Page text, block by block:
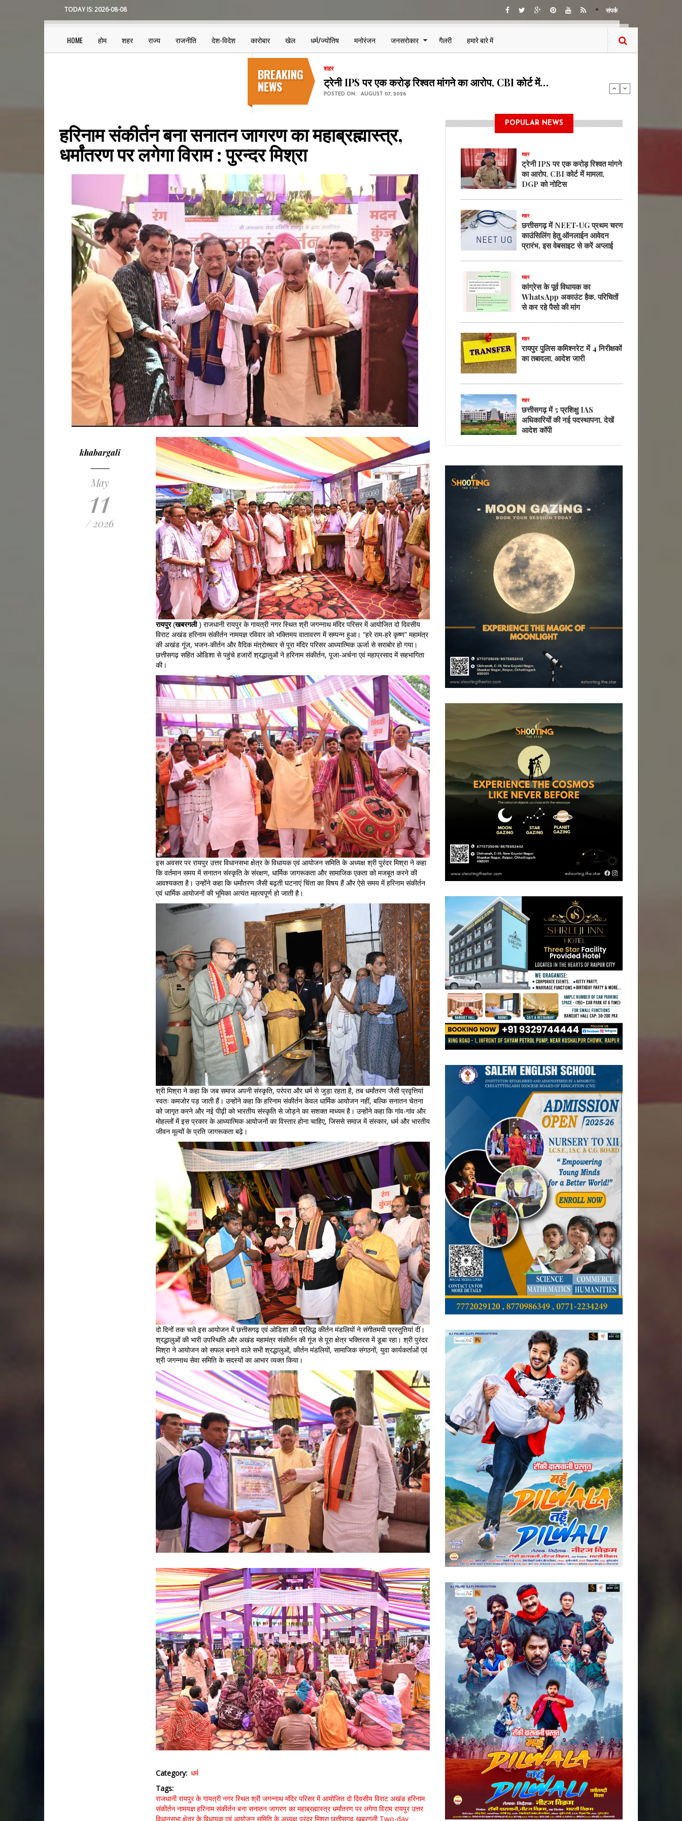
TODAY IS:2026-08-08 संपर्क
Main
HOME होम शहर राज्य राजनीति देश-विदेश कारोबार खेल धर्म/ज्योतिष मनोरंजन जनसरोकार गैलरी हमारे बारे में
BREAKING
NEWS
शहर
छत्तीसगढ़ में NEET-UG प्रथम चरण काउंसिलिंग हेतु ऑनलाईन…
POSTED ON: AUGUST 07, 2026
हरिनाम संकीर्तन बना सनातन जागरण का महाब्रह्मास्त्र,
धर्मांतरण पर लगेगा विराम : पुरन्दर मिश्रा
khabargali
May
11
/ 2026
रायपुर(खबरगली) राजधानी रायपुर के गायत्री नगर स्थित श्री जगन्नाथ मंदिर परिसर में आयोजित दो दिवसीय
विराट अखंड हरिनाम संकीर्तन नामयज्ञ रविवार को भक्तिमय वातावरण में सम्पन्न हुआ। “हरे राम-हरे कृष्ण” महामंत्र
की अखंड गूंज, भजन-कीर्तन और वैदिक मंत्रोच्चार से पूरा मंदिर परिसर आध्यात्मिक ऊर्जा से सराबोर हो गया।
छत्तीसगढ़ सहित ओडिशा से पहुंचे हजारों श्रद्धालुओं ने हरिनाम संकीर्तन, पूजा-अर्चना एवं महाप्रसाद में सहभागिता
की।
इस अवसर पर रायपुर उत्तर विधानसभा क्षेत्र के विधायक एवं आयोजन समिति के अध्यक्ष श्री पुरंदर मिश्रा ने कहा
कि वर्तमान समय में सनातन संस्कृति के संरक्षण, धार्मिक जागरूकता और सामाजिक एकता को मजबूत करने की
आवश्यकता है। उन्होंने कहा कि धर्मांतरण जैसी बढ़ती घटनाएं चिंता का विषय हैं और ऐसे समय में हरिनाम संकीर्तन
एवं धार्मिक आयोजनों की भूमिका अत्यंत महत्वपूर्ण हो जाती है।
श्री मिश्रा ने कहा कि जब समाज अपनी संस्कृति, परंपरा और धर्म से जुड़ा रहता है, तब धर्मांतरण जैसी प्रवृत्तियां
स्वतः कमजोर पड़ जाती हैं। उन्होंने कहा कि हरिनाम संकीर्तन केवल धार्मिक आयोजन नहीं, बल्कि सनातन चेतना
को जागृत करने और नई पीढ़ी को भारतीय संस्कृति से जोड़ने का सशक्त माध्यम है। उन्होंने कहा कि गांव-गांव और
मोहल्लों में इस प्रकार के आध्यात्मिक आयोजनों का विस्तार होना चाहिए, जिससे समाज में संस्कार, धर्म और भारतीय
जीवन मूल्यों के प्रति जागरूकता बढ़े।
दो दिनों तक चले इस आयोजन में छत्तीसगढ़ एवं ओडिशा की प्रसिद्ध कीर्तन मंडलियों ने संगीतमयी प्रस्तुतियां दीं।
श्रद्धालुओं की भारी उपस्थिति और अखंड महामंत्र संकीर्तन की गूंज से पूरा क्षेत्र भक्तिरस में डूबा रहा। श्री पुरंदर
मिश्रा ने आयोजन को सफल बनाने वाले सभी श्रद्धालुओं, कीर्तन मंडलियों, सामाजिक संगठनों, युवा कार्यकर्ताओं एवं
श्री जगन्नाथ सेवा समिति के सदस्यों का आभार व्यक्त किया।
Category धर्म
Tags
राजधानी रायपुर के गायत्री नगर स्थित श्री जगन्नाथ मंदिर परिसर में आयोजित दो दिवसीय विराट अखंड हरिनाम
संकीर्तन नामयज्ञ हरिनाम संकीर्तन बना सनातन जागरण का महाब्रह्मास्त्र धर्मांतरण पर लगेगा विराम रायपुर उत्तर
विधानसभा क्षेत्र के विधायक एवं आयोजन समिति के अध्यक्ष पुरंदर मिश्रा छत्तीसगढ़ खबरगली Two-day
POPULAR NEWS
शहर
ट्रेनी IPS पर एक करोड़ रिश्वत मांगने
का आरोप, CBI कोर्ट में मामला,
DGP को नोटिस
शहर
छत्तीसगढ़ में NEET-UG प्रथम चरण
काउंसिलिंग हेतु ऑनलाईन आवेदन
प्रारंभ, इस वेबसाइट से करें अप्लाई
शहर
कांग्रेस के पूर्व विधायक का
WhatsApp अकाउंट हैक, परिचितों
से कर रहे पैसो की मांग
शहर
रायपुर पुलिस कमिश्नरेट में 4 निरीक्षकों
का तबादला, आदेश जारी
शहर
छत्तीसगढ़ में 5 प्रशिक्षु IAS
अधिकारियों की नई पदस्थापना, देखें
आदेश कॉपी